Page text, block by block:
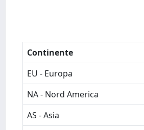
Continente
EU - Europa
NA - Nord America
AS - Asia